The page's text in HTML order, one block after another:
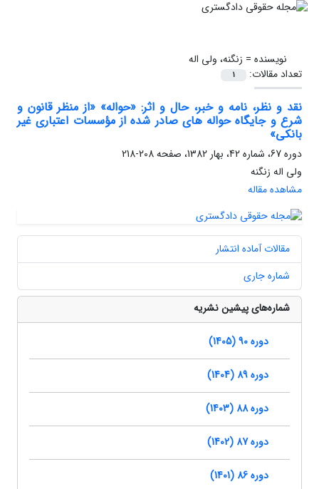
نویسنده = زنگنه، ولی اله
تعداد مقالات:
1
نقد و نظر، نامه و خبر، حال و اثر: «حواله» «از منظر قانون و
شرع و جایگاه حواله های صادر شده از مؤسسات اعتباری غیر
بانکی»
دوره 67، شماره 42، بهار 1382، صفحه
208-218
ولی اله زنگنه
مشاهده مقاله
مقالات آماده انتشار
شماره جاری
شماره‌های پیشین نشریه
دوره 90 (1405)
دوره 89 (1404)
دوره 88 (1403)
دوره 87 (1402)
دوره 86 (1401)